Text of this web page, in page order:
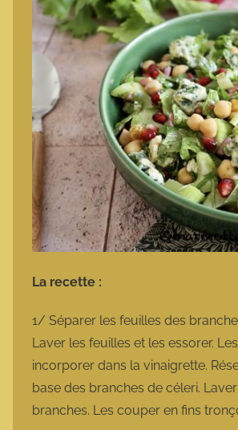
La recette :
1/ Séparer les feuilles des
Laver les feuilles et les essorer.
incorporer dans la vinaigrette.
base des branches de céleri.
branches. Les couper en fins